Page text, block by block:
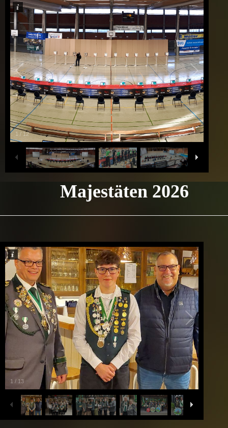
1 / 12
Majestäten 2026
1 / 13